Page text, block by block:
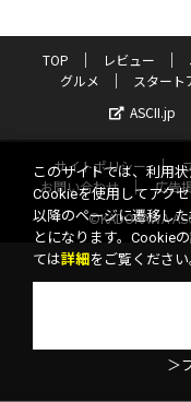
TOP レビュー
グルメ
スタート
ASCII.jp
サイトポリシー
お問い合わせ
広告
©KADOKAWA
このサイトでは、利用
Cookieを使用してアク
以降のページに遷移し
とになります。Cookie
ては詳細 をご覧ください
＞